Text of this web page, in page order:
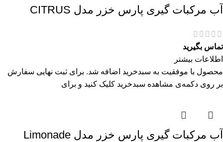
آب مرکبات گیری پارس خزر مدل CITRUS
تماس بگیرید
اطلاعات بیشتر
محصول با موفقیت به سبدخرید اضافه شد. برای ثبت نهایی سفارش
بر روی دکمه‌ی مشاهده سبدخرید کلیک کنید و برای
آب مرکبات گیری پارس خزر مدل Limonade